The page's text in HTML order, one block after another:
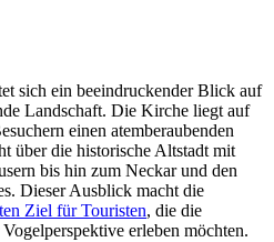
sich ein beeindruckender Blick auf
Landschaft. Die Kirche liegt auf
einen atemberaubenden
über die historische Altstadt mit
bis hin zum Neckar und den
Dieser Ausblick macht die
Ziel für Touristen, die die
erleben möchten.